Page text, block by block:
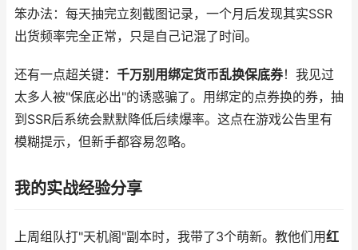
笨办法：每天抽完立刻截图记录，一个月后发现其实SSR
出货频率完全正常，只是自己记混了时间。
还有一点超关键： 千万别用绑定货币乱换保底券！我见过
太多人被"保底必出"的诱惑骗了。用绑定的点券换的券，抽
到SSR后系统会默默降低后续爆率。这点在游戏公告里有
模糊提示，但新手都容易忽略。
我的实战经验分享
上周组队打"天机阁"副本时，我带了3个萌新。教他们用红